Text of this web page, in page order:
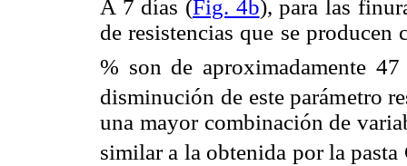
A 7 días (Fig. 4b), para las
de resistencias que se
% son de aproximadamente
disminución de este parámetro
una mayor combinación de
similar a la obtenida por la